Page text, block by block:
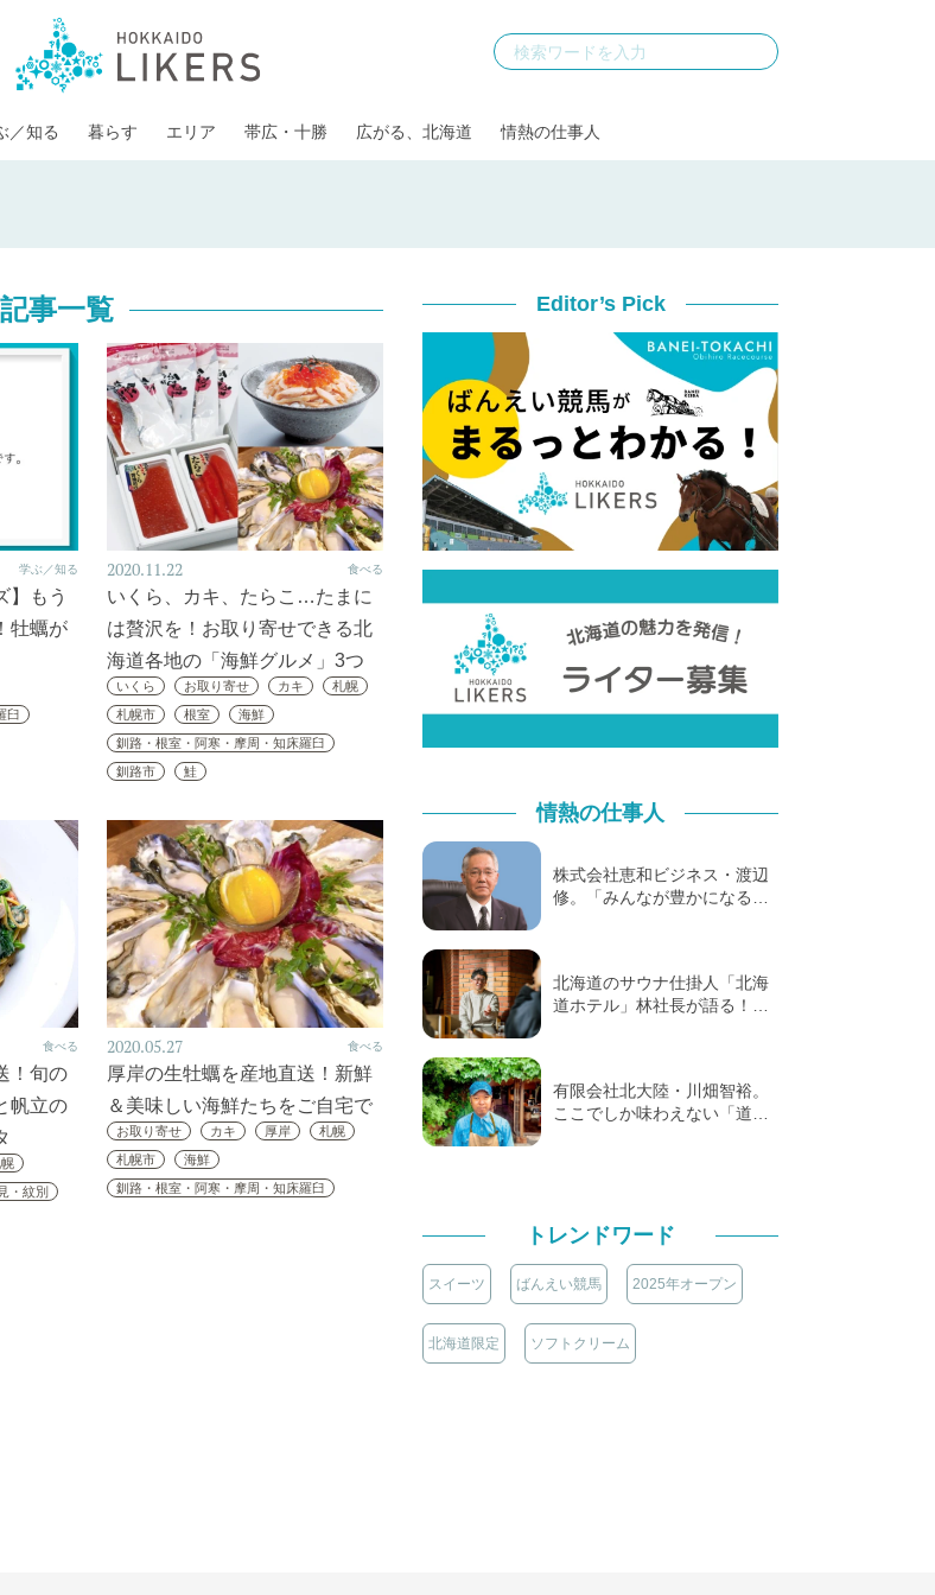
／知る 暮らす エリア 帯広・十勝 広がる、北海道 情熱の仕事人
事一覧
学ぶ／知る
】もう
牡蠣が
臼
2020.11.22 食べる
いくら、カキ、たらこ…たまに
は贅沢を！お取り寄せできる北
海道各地の「海鮮グルメ」3つ
いくら お取り寄せ カキ
札幌
札幌市
根室
海鮮
釧路・根室・阿寒・摩周・知床羅臼
釧路市
鮭
食べる
！旬の
帆立の
・紋別
2020.05.27 食べる
厚岸の生牡蠣を産地直送！新鮮
＆美味しい海鮮たちをご自宅で
お取り寄せ カキ 厚岸
札幌
札幌市
海鮮
釧路・根室・阿寒・摩周・知床羅臼
Editor’s Pick
情熱の仕事人
株式会社恵和ビジネス・渡辺
修。「みんなが豊かになる…
北海道のサウナ仕掛人「北海
道ホテル」林社長が語る！…
有限会社北大陸・川畑智裕。
ここでしか味わえない「道…
トレンドワード
スイーツ ばんえい競馬 2025年オープン
北海道限定 ソフトクリーム